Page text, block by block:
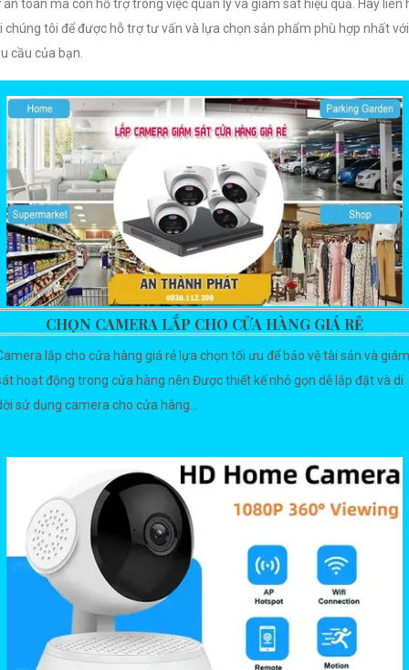
an toàn mà còn hỗ trợ trong việc quản lý và giám sát hiệu quả. Hãy liên
chúng tôi để được hỗ trợ tư vấn và lựa chọn sản phẩm phù hợp nhất với
cầu của bạn.
CHỌN CAMERA LẮP CHO CỬA HÀNG GIÁ RẺ
lắp cho cửa hàng giá rẻ lựa chọn tối ưu để bảo vệ tài sản và giám
hoạt động trong cửa hàng nên Được thiết kế nhỏ gọn dễ lắp đặt và di
sử dụng camera cho cửa hàng...